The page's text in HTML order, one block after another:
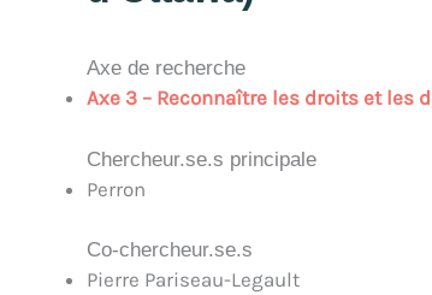
Axe de recherche
Axe 3 – Reconnaître les droits et les
Chercheur.se.s principale
Perron
Co-chercheur.se.s
Pierre Pariseau-Legault